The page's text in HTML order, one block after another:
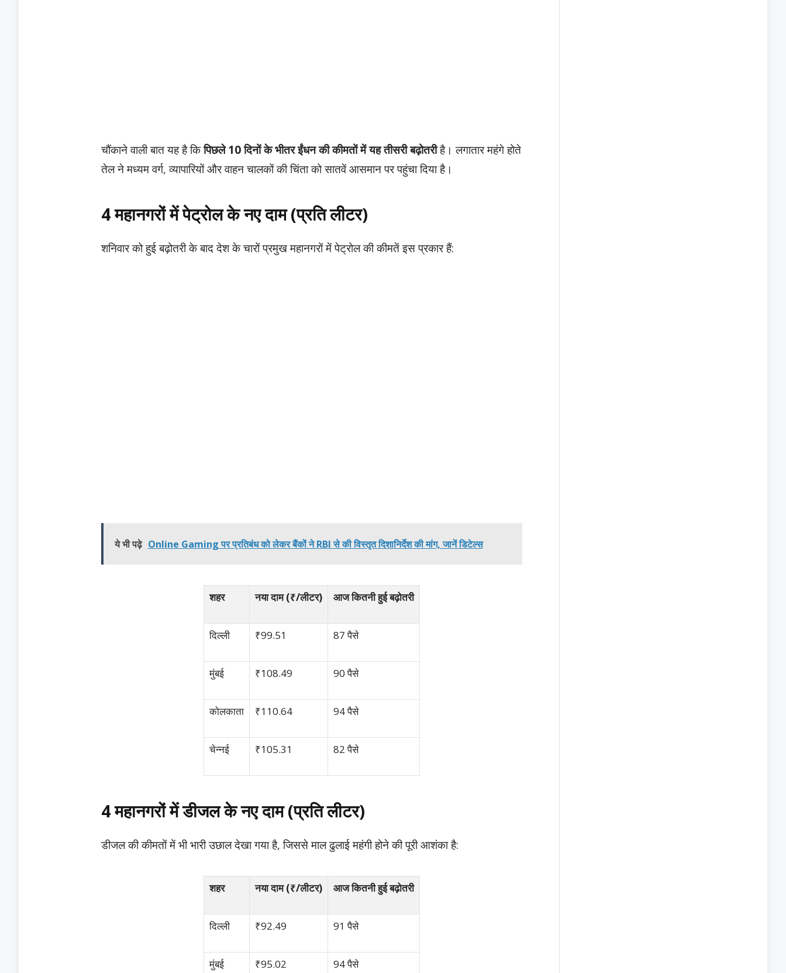
​चौंकाने वाली बात यह है किपिछले 10 दिनों के भीतर ईंधन की कीमतों में यह तीसरी बढ़ोतरीहै। लगातार महंगे होते
तेल ने मध्यम वर्ग, व्यापारियों और वाहन चालकों की चिंता को सातवें आसमान पर पहुंचा दिया है।
​4 महानगरों में पेट्रोल के नए दाम (प्रति लीटर)
​शनिवार को हुई बढ़ोतरी के बाद देश के चारों प्रमुख महानगरों में पेट्रोल की कीमतें इस प्रकार हैं:
ये भी पढ़े Online Gaming पर प्रतिबंध को लेकर बैंकों ने RBI से की विस्तृत दिशानिर्देश की मांग, जानें डिटेल्स
शहर नया दाम (₹/लीटर) आज कितनी हुई बढ़ोतरी
दिल्ली ₹99.51 87 पैसे
मुंबई ₹108.49 90 पैसे
कोलकाता ₹110.64 94 पैसे
चेन्नई ₹105.31 82 पैसे
4 महानगरों में डीजल के नए दाम (प्रति लीटर)
​डीजल की कीमतों में भी भारी उछाल देखा गया है, जिससे माल ढुलाई महंगी होने की पूरी आशंका है:
शहर नया दाम (₹/लीटर) आज कितनी हुई बढ़ोतरी
दिल्ली ₹92.49 91 पैसे
मुंबई ₹95.02 94 पैसे